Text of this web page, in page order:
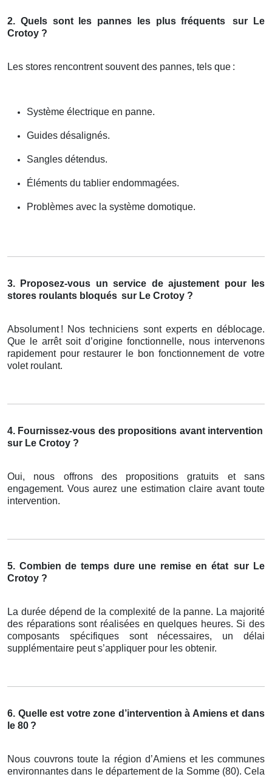
2. Quels sont les pannes les plus fréquents
sur Le
Crotoy ?
Les stores rencontrent souvent des pannes, tels que :
Système électrique en panne.
Guides désalignés.
Sangles détendus.
Éléments du tablier endommagées.
Problèmes avec la système domotique.
3. Proposez-vous un service de ajustement pour les
stores roulants bloqués sur Le Crotoy ?
Absolument ! Nos techniciens sont experts en déblocage.
Que le arrêt soit d’origine fonctionnelle, nous intervenons
rapidement pour restaurer le bon fonctionnement de votre
volet roulant.
4. Fournissez-vous des propositions avant intervention
sur Le Crotoy ?
Oui, nous offrons des propositions gratuits et sans
engagement. Vous aurez une estimation claire avant toute
intervention.
5. Combien de temps dure une remise en état sur Le
Crotoy ?
La durée dépend de la complexité de la panne. La majorité
des réparations sont réalisées en quelques heures. Si des
composants spécifiques sont nécessaires, un délai
supplémentaire peut s’appliquer pour les obtenir.
6. Quelle est votre zone d’intervention à Amiens et dans
le 80 ?
Nous couvrons toute la région d’Amiens et les communes
environnantes dans le département de la Somme (80). Cela